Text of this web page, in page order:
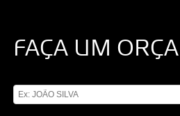
FAÇA UM